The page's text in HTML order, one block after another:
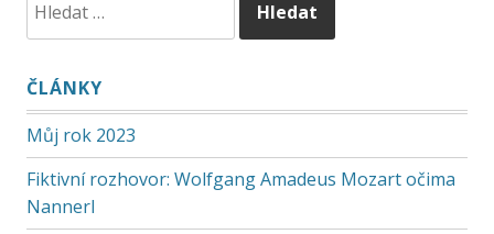
ČLÁNKY
Můj rok 2023
Fiktivní rozhovor: Wolfgang Amadeus Mozart očima
Nannerl